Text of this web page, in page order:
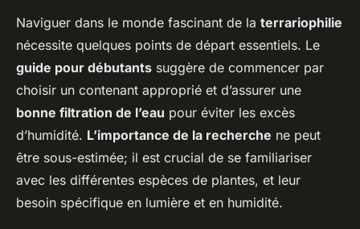
Naviguer dans le monde fascinant de la terrariophilie
nécessite quelques points de départ essentiels. Le
guide pour débutants suggère de commencer par
choisir un contenant approprié et d’assurer une
bonne filtration de l’eau pour éviter les excès
d’humidité. L’importance de la recherche ne peut
être sous-estimée; il est crucial de se familiariser
avec les différentes espèces de plantes, et leur
besoin spécifique en lumière et en humidité.